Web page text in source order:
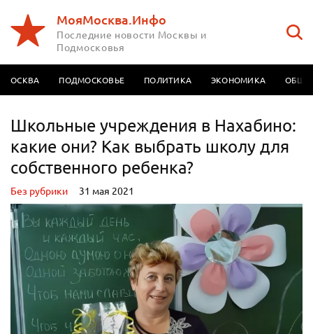
МояМосква.Инфо
Последние новости Москвы и
Подмосковья
МОСКВА ПОДМОСКОВЬЕ ПОЛИТИКА ЭКОНОМИКА
Школьные учреждения в Нахабино:
какие они? Как выбрать школу для
собственного ребенка?
Без рубрики 31 мая 2021